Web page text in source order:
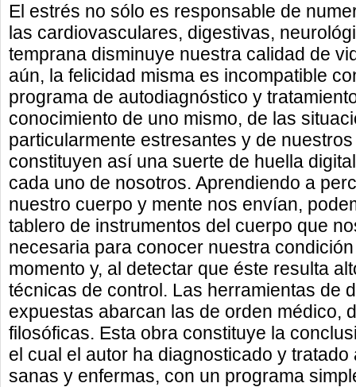
El estrés no sólo es responsable de
las cardiovasculares, digestivas,
temprana disminuye nuestra calidad de
aún, la felicidad misma es incompatible
programa de autodiagnóstico y
conocimiento de uno mismo, de las
particularmente estresantes y de
constituyen así una suerte de huella
cada uno de nosotros. Aprendiendo a
nuestro cuerpo y mente nos envían,
tablero de instrumentos del cuerpo que
necesaria para conocer nuestra
momento y, al detectar que éste resulta
técnicas de control. Las herramientas de
expuestas abarcan las de orden médico,
filosóficas. Esta obra constituye la
el cual el autor ha diagnosticado y
sanas y enfermas, con un programa